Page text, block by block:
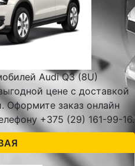
Audi Q3 (8U)
цене с доставкой
Оформите заказ онлайн
+375 (29) 161-99-16.